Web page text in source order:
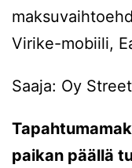
Virike-mobiili,
Saaja: Oy
paikan päällä